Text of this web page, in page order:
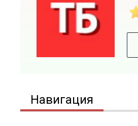
Навигация